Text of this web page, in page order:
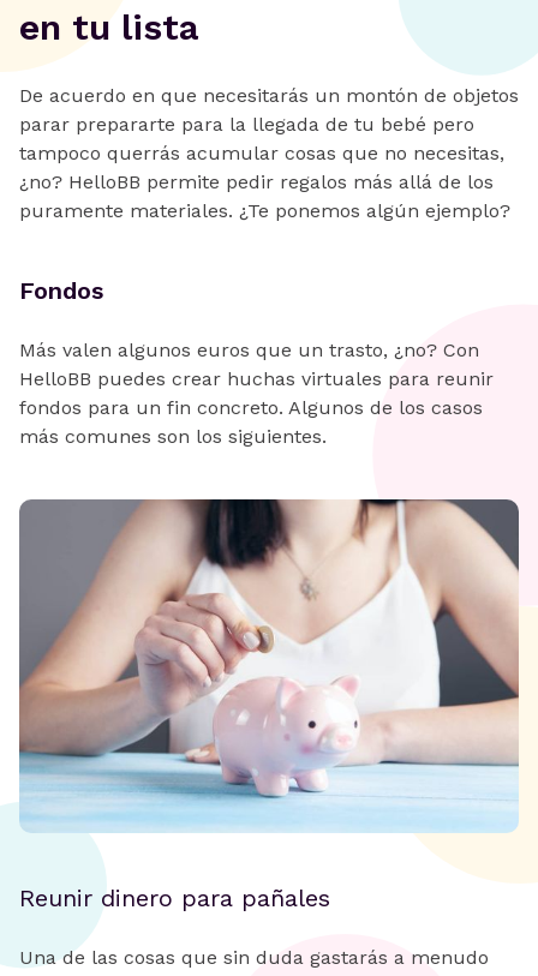
en tu lista
De acuerdo en que necesitarás un montón de objetos
parar prepararte para la llegada de tu bebé pero
tampoco querrás acumular cosas que no necesitas,
¿no? HelloBB permite pedir regalos más allá de los
puramente materiales. ¿Te ponemos algún ejemplo?
Fondos
Más valen algunos euros que un trasto, ¿no? Con
HelloBB puedes crear huchas virtuales para reunir
fondos para un fin concreto. Algunos de los casos
más comunes son los siguientes.
Reunir dinero para pañales
Una de las cosas que sin duda gastarás a menudo